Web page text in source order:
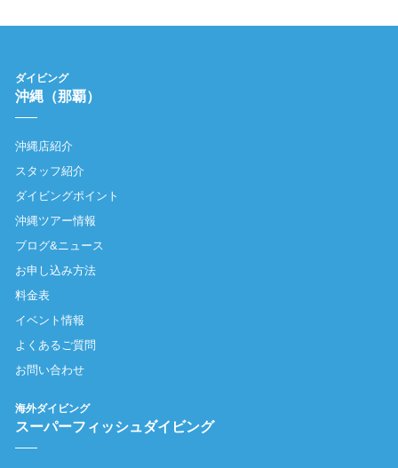
ダイビング
沖縄（那覇）
沖縄店紹介
スタッフ紹介
ダイビングポイント
沖縄ツアー情報
ブログ&ニュース
お申し込み方法
料金表
イベント情報
よくあるご質問
お問い合わせ
海外ダイビング
スーパーフィッシュダイビング